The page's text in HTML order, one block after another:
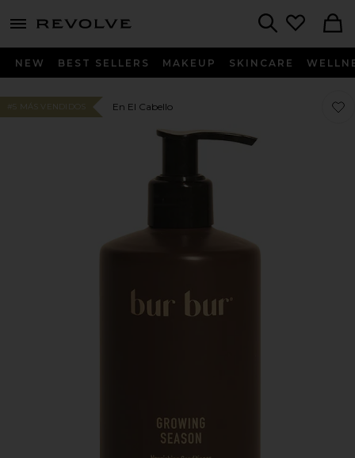
menu - shows more content
NEW BEST SELLERS MAKEUP SKINCARE
#5 MÁS VENDIDOS En El Cabello